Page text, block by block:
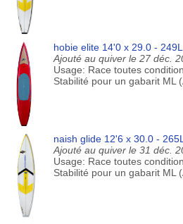
hobie elite 14'0 x 29.0 - 249L
Ajouté au quiver le 27 déc.
Usage: Race toutes
Stabilité pour un gabarit ML
naish glide 12'6 x 30.0 - 265L
Ajouté au quiver le 31 déc.
Usage: Race toutes
Stabilité pour un gabarit ML